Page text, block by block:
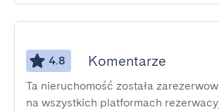
4.8 Komentarze
Ta nieruchomość została
na wszystkich platformach